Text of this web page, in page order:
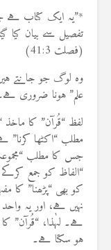
*”یہ ایک کتاب ہے
تفصیل سے بیان کیا
(فصلت 41:3)
وہ لوگ جو جانتے
علم” ہونا ضروری
لفظ “قُرآن” کا
مطلب “اکٹھا کرنا”
جس کا مطلب
“الفاظ کو جمع
کو بھی “پڑھنا” کا
نہیں ہے، اور یہ
ہے۔ لہٰذا، “قُرآن”
ہو سکتا ہے۔